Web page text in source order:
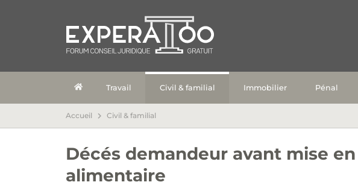
Travail Civil & familial Immobilier Pénal
Accueil Civil & familial
Décés demandeur avant mise
alimentaire